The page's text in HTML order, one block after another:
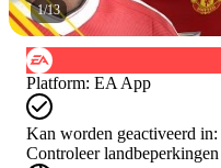
1/13
Platform: EA App
Kan worden geactiveerd in:
Controleer landbeperkingen